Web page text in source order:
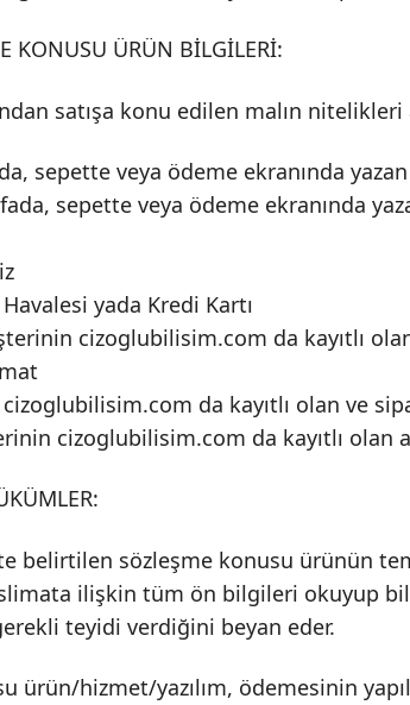
KONUSU ÜRÜN BİLGİLERİ:
satışa konu edilen malın
sepette veya ödeme ekranında
sepette veya ödeme ekranında
yada Kredi Kartı
cizoglubilisim.com da kayıtlı
da kayıtlı olan ve
cizoglubilisim.com da kayıtlı olan
belirtilen sözleşme konusu ürünün
ilişkin tüm ön bilgileri okuyup
teyidi verdiğini beyan eder.
ürün/hizmet/yazılım, ödemesinin